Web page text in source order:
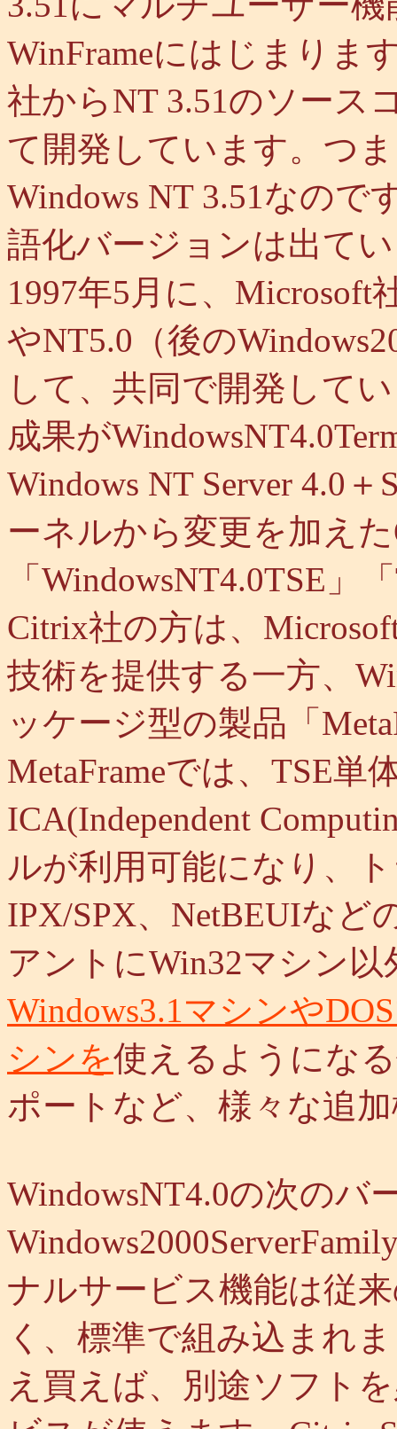
WinFrameにはじまりま
社からNT 3.51のソース
て開発しています。つ
Windows NT 3.51なので
語化バージョンは出て
1997年5月に、Microsoft
やNT5.0（後の
して、共同で開発して
成果が
Windows NT Server 4.0
ーネルから変更を加え
「WindowsNT4.0TSE」
Citrix社の方は、
技術を提供する一方、
ッケージ型の製品「
MetaFrameでは、TSE単
ICA(Independent
ルが利用可能になり、
IPX/SPX、NetBEUIな
アントにWin32マシン以
Windows3.1マシンや
シンを使えるようにな
ポートなど、様々な追
WindowsNT4.0の次のバ
ナルサービス機能は従
く、標準で組み込まれ
え買えば、別途ソフト